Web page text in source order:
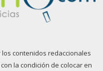
contenidos redaccionales
la condición de colocar en